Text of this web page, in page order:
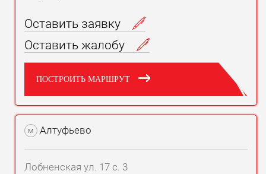
Оставить заявку
Оставить жалобу
ПОСТРОИТЬ МАРШРУТ
м Алтуфьево
Лобненская ул. 17 с. 3